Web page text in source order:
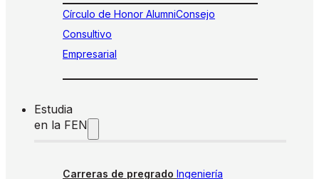
Círculo de Honor AlumniConsejo
Consultivo
Empresarial
Estudia
en la FEN
Carreras de pregrado Ingeniería